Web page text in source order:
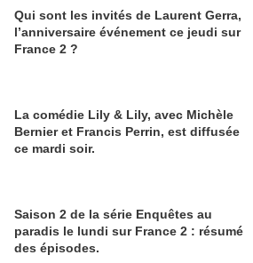
Qui sont les invités de Laurent Gerra,
l’anniversaire événement ce jeudi sur
France 2 ?
La comédie Lily & Lily, avec Michèle
Bernier et Francis Perrin, est diffusée
ce mardi soir.
Saison 2 de la série Enquêtes au
paradis le lundi sur France 2 : résumé
des épisodes.